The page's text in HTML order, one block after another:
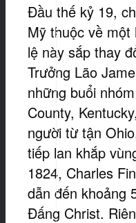
Đầu thế kỷ 19,
Mỹ thuộc về một
lệ này sắp thay
Trưởng Lão
những buổi
County,
người từ tận
tiếp lan khắp
1824, Charles
dẫn đến khoảng
Đấng Christ.